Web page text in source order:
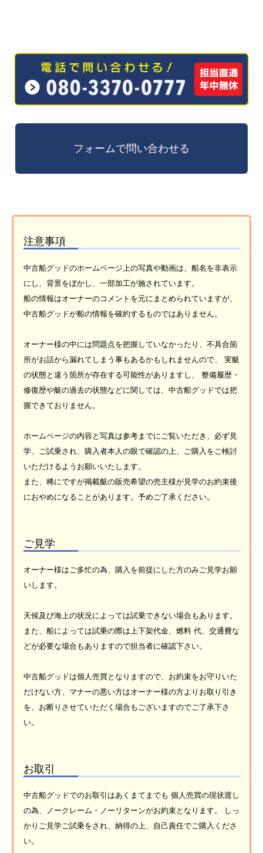
注意事項
中古船グッドのホームページ上の写真や動画は、船名を非表示
にし、背景をぼかし、一部加工が施されています。
船の情報はオーナーのコメントを元にまとめられていますが、
中古船グッドが船の情報を確約するものではありません。
オーナー様の中には問題点を把握していなかったり、不具合箇
所がお話から漏れてしまう事もあるかもしれませんので、 実艇
の状態と違う箇所が存在する可能性がありますし、 整備履歴・
修復歴や艇の過去の状態などに関しては、中古船グッドでは把
握できておりません。
ホームページの内容と写真は参考までにご覧いただき、必ず見
学、ご試乗され、購入者本人の眼で確認の上、ご購入をご検討
いただけるようお願いいたします。
また、稀にですが掲載艇の販売希望の売主様が見学のお約束後
におやめになることがあります。予めご了承ください。
ご見学
オーナー様はご多忙の為、購入を前提にした方のみご見学お願
いします。
天候及び海上の状況によっては試乗できない場合もあります。
また、船によっては試乗の際は上下架代金、燃料 代、交通費な
どが必要な場合もありますので担当者に確認下さい。
中古船グッドは個人売買となりますので、お約束をお守りいた
だけない方、マナーの悪い方はオーナー様の方よりお取り引き
を、お断りさせていただく場合もございますのでご了承下さ
い。
お取引
中古船グッドでのお取引はあくまてまでも 個人売買の現状渡し
の為、ノークレーム・ノーリターンがお約束となります。 しっ
かりご見学ご試乗をされ、納得の上、自己責任でご購入くださ
い。